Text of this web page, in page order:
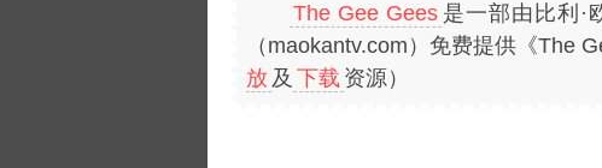
The Gee Gees 是一部由比利·
（maokantv.com）免费提供《The
放 及 下载 资源）